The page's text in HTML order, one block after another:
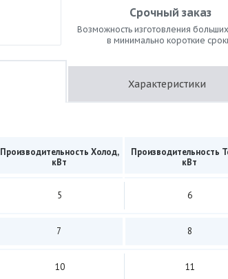
Срочный заказ
Возможность изготовления
в минимально короткие
Характеристики
Производительность Холод,
кВт
Производительность
кВт
5 6
7 8
10 11